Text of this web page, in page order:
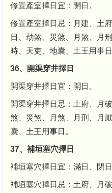
修置產室擇日宜：開日。
修置產室擇日忌：月建、土
日、劫煞、災煞、月煞、月
時、天吏、地囊、土王用事日
36、開渠穿井擇日
開渠穿井擇日宜：開日。
開渠穿井擇日忌：土府、月
煞、災煞、月煞、月刑、月
囊、土王用事日。
37、補垣塞穴擇日
補垣塞穴擇日宜：滿日、閉日
補垣塞穴擇日忌：土府、月